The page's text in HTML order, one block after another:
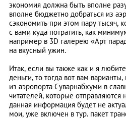
экономия должна быть вполне
вполне бюджетно добраться из
сэкономить при этом пару тысяч,
с вами куда потратить, как
например в 3D галерею «Арт
на вкусный ужин.
Итак, если вы также как и я
деньги, то тогда вот вам
из аэропорта Суварнабхуми в
читателей, которые
данная информация будет не
мои, уже включен в тур. пакет